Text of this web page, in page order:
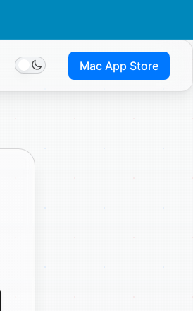
Toggle themeMac App Store